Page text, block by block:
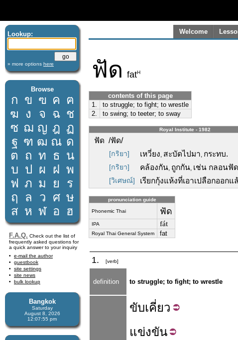
Lookup:
» more options here
Browse
ก ข ฃ ค ฅ
ฆ ง จ ฉ ช
ซ ฌ ญ ฎ ฏ
ฐ ฑ ฒ ณ ด
ต ถ ท ธ น
บ ป ผ ฝ พ
ฟ ภ ม ย
ร
ฤ
ล ว ศ ษ
ส ห ฬ อ ฮ
F.A.Q. Check out the list of
frequently asked questions for
a quick answer to your inquiry
e-mail the author
guestbook
site settings
site news
bulk lookup
Bangkok
Saturday
August 8, 2026
12:07:56 pm
Welcome
ฟัด fatH
contents of this page
1.
to struggle; to fight; to wrestle
2.
to swing; to teeter; to sway
Royal Institute - 1982
ฟัด /ฟัด/
[กริยา] เหวี่ยง, สะบัดไปมา, กระทบ.
[กริยา] คล้องกัน, ถูกกัน, เช่น กลอนฟั
[วิเศษณ์] เรียกกุ้งแห้งที่เอาเปลือกออกแ
pronunciation guide
Phonemic Thai ฟัด
IPA fát
Royal Thai General System fat
1. [verb]
definition to struggle; to fight; to wrestle
ขับเคี่ยว
แข่งขัน